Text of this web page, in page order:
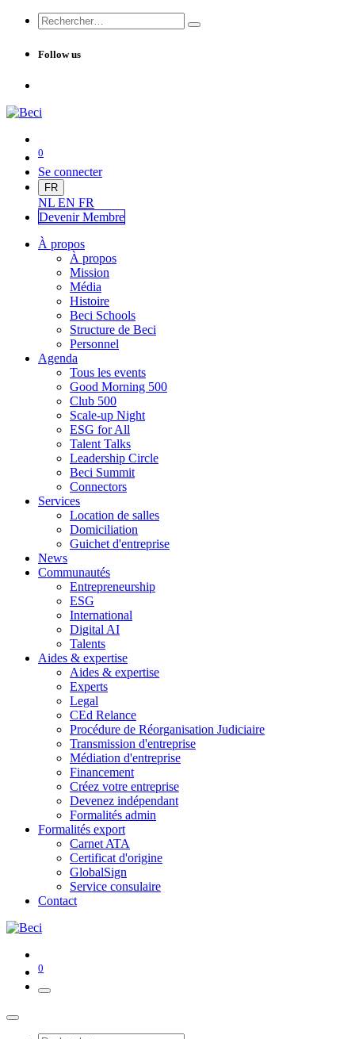
Follow us
0
Se connecter
FR
NL EN FR
Devenir Membre
À propos
À propos
Mission
Média
Histoire
Beci Schools
Structure de Beci
Personnel
Agenda
Tous les events
Good Morning 500
Club 500
Scale-up Night
ESG for All
Talent Talks
Leadership Circle
Beci Summit
Connectors
Services
Location de salles
Domiciliation
Guichet d'entreprise
News
Communautés
Entrepreneurship
ESG
International
Digital AI
Talents
Aides & expertise
Aides & expertise
Experts
Legal
CEd Relance
Procédure de Réorganisation Judiciaire
Transmission d'entreprise
Médiation d'entreprise
Financement
Créez votre entreprise
Devenez indépendant
Formalités admin
Formalités export
Carnet ATA
Certificat d'origine
GlobalSign
Service consulaire
Contact
0